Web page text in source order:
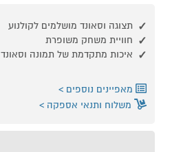
תצוגה וסאונד מושלמים לקולנוע
חוויית משחק משופרת
איכות מתקדמת של תמונה וסאונד
מאפיינים נוספים
משלוח ותנאי אספקה